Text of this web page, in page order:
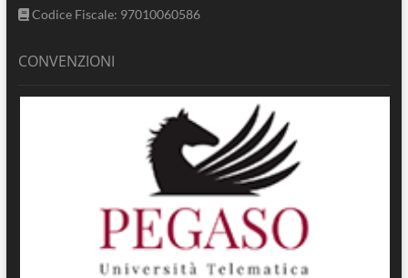
Codice Fiscale: 97010060586
CONVENZIONI